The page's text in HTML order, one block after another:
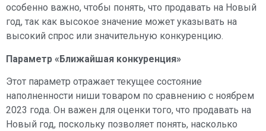
особенно важно, чтобы понять, что продавать на Новый
год, так как высокое значение может указывать на
высокий спрос или значительную конкуренцию.
Параметр «Ближайшая конкуренция»
Этот параметр отражает текущее состояние
наполненности ниши товаром по сравнению с ноябрем
2023 года. Он важен для оценки того, что продавать на
Новый год, поскольку позволяет понять, насколько